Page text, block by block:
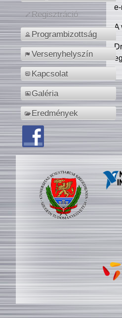
Regisztráció
Programbizottság
Versenyhelyszín
Kapcsolat
Galéria
Eredmények
A